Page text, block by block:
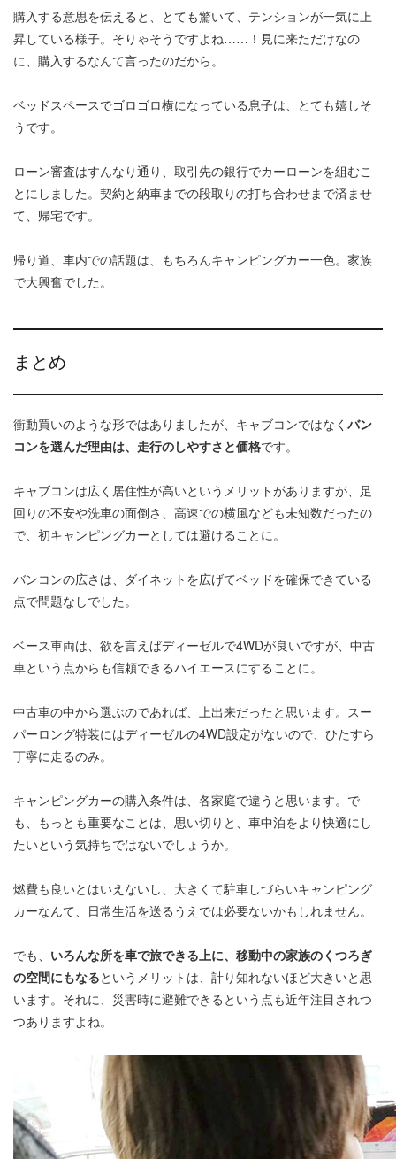
購入する意思を伝えると、とても驚いて、テンションが一気に上
昇している様子。そりゃそうですよね……！見に来ただけなの
に、購入するなんて言ったのだから。
ベッドスペースでゴロゴロ横になっている息子は、とても嬉しそ
うです。
ローン審査はすんなり通り、取引先の銀行でカーローンを組むこ
とにしました。契約と納車までの段取りの打ち合わせまで済ませ
て、帰宅です。
帰り道、車内での話題は、もちろんキャンピングカー一色。家族
で大興奮でした。
まとめ
衝動買いのような形ではありましたが、キャブコンではなく バン
コンを選んだ理由は、走行のしやすさと価格です。
キャブコンは広く居住性が高いというメリットがありますが、足
回りの不安や洗車の面倒さ、高速での横風なども未知数だったの
で、初キャンピングカーとしては避けることに。
バンコンの広さは、ダイネットを広げてベッドを確保できている
点で問題なしでした。
ベース車両は、欲を言えばディーゼルで4WDが良いですが、中古
車という点からも信頼できるハイエースにすることに。
中古車の中から選ぶのであれば、上出来だったと思います。スー
パーロング特装にはディーゼルの4WD設定がないので、ひたすら
丁寧に走るのみ。
キャンピングカーの購入条件は、各家庭で違うと思います。で
も、もっとも重要なことは、思い切りと、車中泊をより快適にし
たいという気持ちではないでしょうか。
燃費も良いとはいえないし、大きくて駐車しづらいキャンピング
カーなんて、日常生活を送るうえでは必要ないかもしれません。
でも、 いろんな所を車で旅できる上に、移動中の家族のくつろぎ
の空間にもなるというメリットは、計り知れないほど大きいと思
います。それに、災害時に避難できるという点も近年注目されつ
つありますよね。